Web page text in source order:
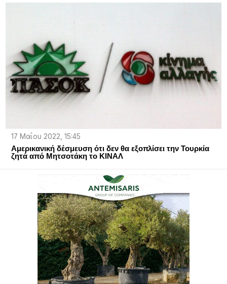
17 Μαΐου 2022, 15:45
Αμερικανική δέσμευση ότι δεν θα εξοπλίσει την Τουρκία
ζητά από Μητσοτάκη το ΚΙΝΑΛ